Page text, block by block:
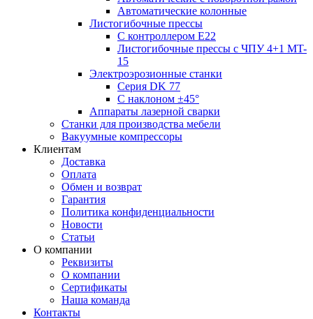
Автоматические колонные
Листогибочные прессы
С контроллером E22
Листогибочные прессы с ЧПУ 4+1 MT-
15
Электроэрозионные станки
Серия DK 77
С наклоном ±45°
Аппараты лазерной сварки
Станки для производства мебели
Вакуумные компрессоры
Клиентам
Доставка
Оплата
Обмен и возврат
Гарантия
Политика конфиденциальности
Новости
Статьи
О компании
Реквизиты
О компании
Сертификаты
Наша команда
Контакты